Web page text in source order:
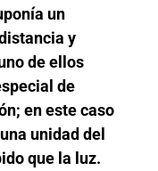
un
y
de ellos
de
en este caso
unidad del
que la luz.